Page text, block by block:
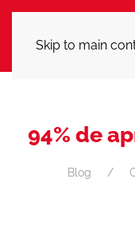
Skip to main
94% de
Blog